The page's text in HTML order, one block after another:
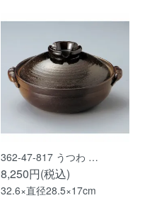
362-47-817 うつわ …
8,250円(税込)
32.6×直径28.5×17cm